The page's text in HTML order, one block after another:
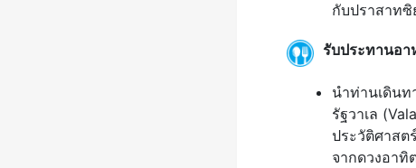
กับปราสาทซิ
รับประทานอ
นำท่านเดินท
รัฐวาเล
ประวัติศาสต
จากดวงอาทิ